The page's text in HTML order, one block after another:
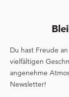
Du hast Freude
vielfältigen
angenehme
Newsletter!